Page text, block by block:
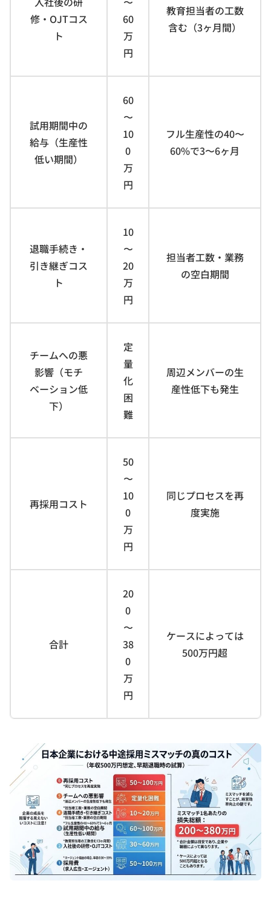
修・OJTコス
ト
60
万
円
教育担当者の工数
含む（3ヶ月間）
試用期間中の
給与（生産性
低い期間）
60
〜
10
0
万
円
フル生産性の40〜
60%で3〜6ヶ月
退職手続き・
引き継ぎコス
ト
10
〜
20
万
円
担当者工数・業務
の空白期間
チームへの悪
影響（モチ
ベーション低
下）
定
量
化
困
難
周辺メンバーの生
産性低下も発生
再採用コスト
50
〜
10
0
万
円
同じプロセスを再
度実施
合計
20
0
〜
38
0
万
円
ケースによっては
500万円超